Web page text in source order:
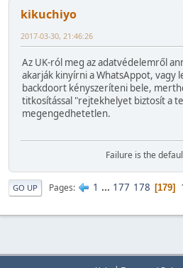
kikuchiyo
2017-03-30, 21:46:26
Az UK-ról meg az adatvédelemről
akarják kinyírni a WhatsAppot, vagy
backdoort kényszeríteni bele,
titkosítással "rejtekhelyet biztosít a
megengedhetetlen.
Failure is the
GO UP Pages 1 ... 177 178 179